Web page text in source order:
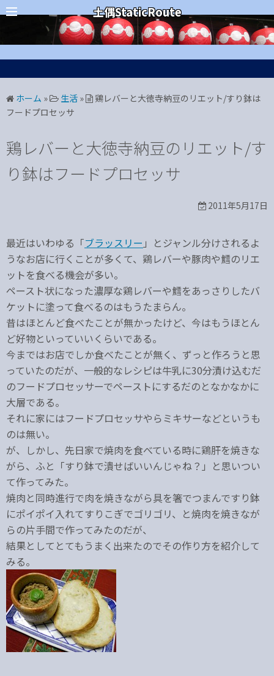
コ
ン
ス
キ
プ
土偶StaticRoute
カテゴリー
ホーム » 生活 »
鶏レバーと大徳寺納豆のリエット/すり鉢は
フードプロセッサ
鶏レバーと大徳寺納豆のリエット/す
り鉢はフードプロセッサ
2011年5月17日
最近はいわゆる「ブラッスリー 」とジャンル分けされるよ
うなお店に行くことが多くて、鶏レバーや豚肉や鱈のリエ
ットを食べる機会が多い。
ペースト状になった濃厚な鶏レバーや鱈をあっさりしたバ
ケットに塗って食べるのはもうたまらん。
昔はほとんど食べたことが無かったけど、今はもうほとん
ど好物といっていいくらいである。
今まではお店でしか食べたことが無く、ずっと作ろうと思
っていたのだが、一般的なレシピは牛乳に30分漬け込むだ
のフードプロセッサーでペーストにするだのとなかなかに
大層である。
それに家にはフードプロセッサやらミキサーなどというも
のは無い。
が、しかし、先日家で焼肉を食べている時に鶏肝を焼きな
がら、ふと「すり鉢で潰せばいいんじゃね？」と思いつい
て作ってみた。
焼肉と同時進行で肉を焼きながら具を箸でつまんですり鉢
にポイポイ入れてすりこぎでゴリゴリ、と焼肉を焼きなが
らの片手間で作ってみたのだが、
結果としてとてもうまく出来たのでその作り方を紹介して
みる。